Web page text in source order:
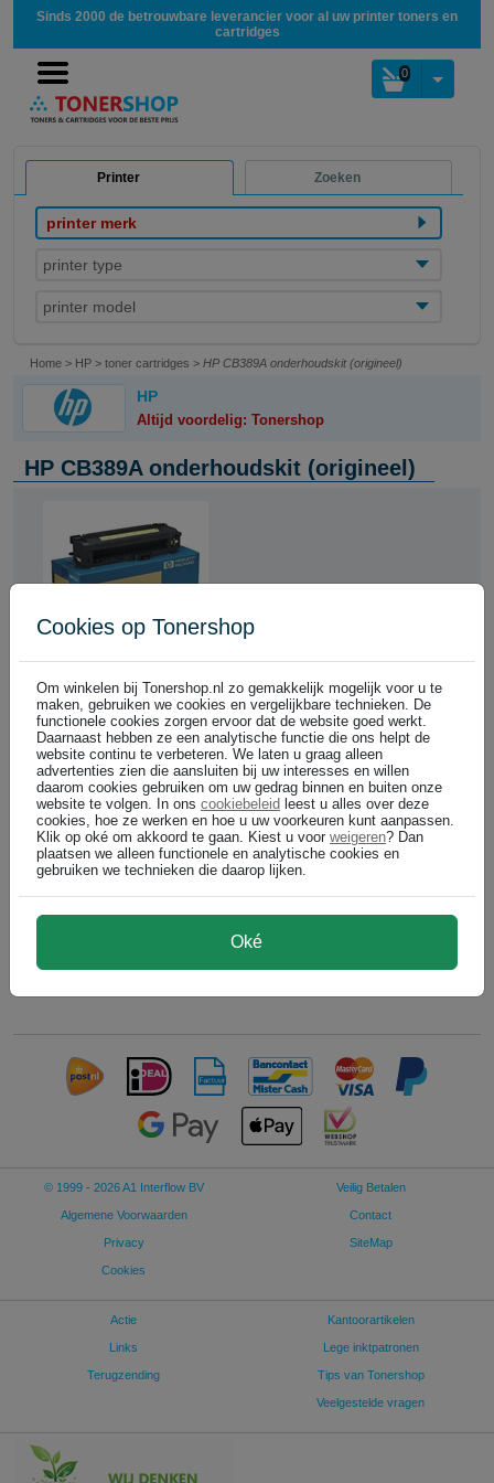
Sinds 2000 de betrouwbare leverancier voor al uw printer toners en
cartridges
0
Printer Zoeken
printer merk
printer type
printer model
Home > HP > toner cartridges > HP CB389A onderhoudskit (origineel)
HP
Altijd voordelig: Tonershop
HP CB389A onderhoudskit (origineel)
Cartridgenummer:
HPCB389A
DIRECT LEVERBAAR
100.000 pagina's
HP CB389A onderhoudskit
HP
© 1999 - 2026 A1 Interflow BV
Algemene Voorwaarden
Privacy
Cookies
Veilig Betalen
Contact
SiteMap
Actie
Links
Terugzending
Kantoorartikelen
Lege inktpatronen
Tips van Tonershop
Veelgestelde vragen
Cookies op Tonershop
Om winkelen bij Tonershop.nl zo gemakkelijk mogelijk voor u te
maken, gebruiken we cookies en vergelijkbare technieken. De
functionele cookies zorgen ervoor dat de website goed werkt.
Daarnaast hebben ze een analytische functie die ons helpt de
website continu te verbeteren. We laten u graag alleen
advertenties zien die aansluiten bij uw interesses en willen
daarom cookies gebruiken om uw gedrag binnen en buiten onze
website te volgen. In ons cookiebeleid leest u alles over deze
cookies, hoe ze werken en hoe u uw voorkeuren kunt aanpassen.
Klik op oké om akkoord te gaan. Kiest u voor weigeren? Dan
plaatsen we alleen functionele en analytische cookies en
gebruiken we technieken die daarop lijken.
Oké